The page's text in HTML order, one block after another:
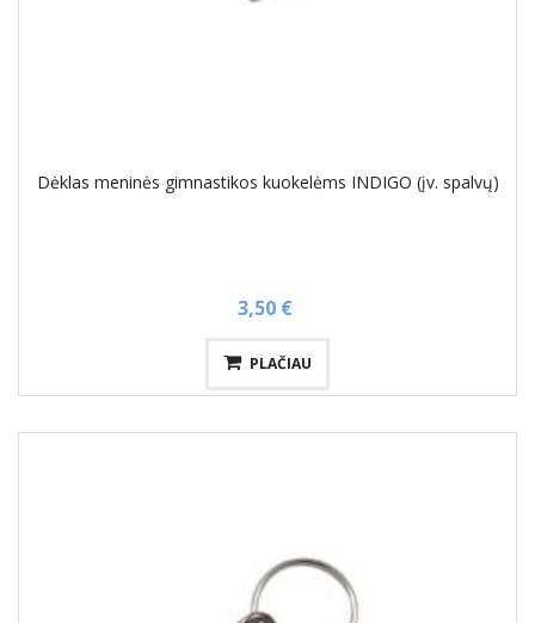
Dėklas meninės gimnastikos kuokelėms INDIGO (įv. spalvų)
3,50 €
PLAČIAU